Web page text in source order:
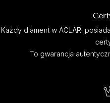
Każdy diament w ACLARI
To gwarancja